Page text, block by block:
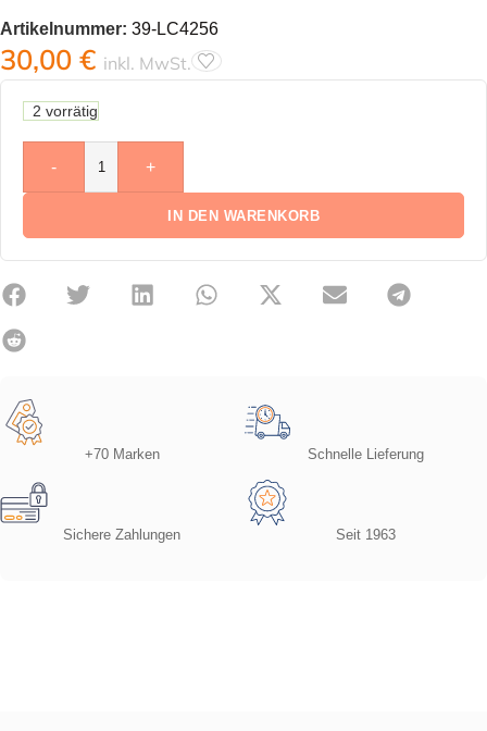
Artikelnummer: 39-LC4256
30,00 € inkl. MwSt.
2 vorrätig
- +
IN DEN WARENKORB
+70 Marken Schnelle Lieferung
Sichere Zahlungen Seit 1963